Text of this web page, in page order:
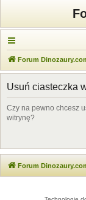
Forum
Usuń ciasteczka
Czy na pewno chcesz
witrynę?
Forum